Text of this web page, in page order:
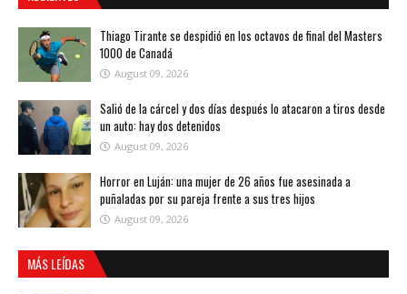
Thiago Tirante se despidió en los octavos de final del Masters
1000 de Canadá
August 09, 2026
Salió de la cárcel y dos días después lo atacaron a tiros desde
un auto: hay dos detenidos
August 09, 2026
Horror en Luján: una mujer de 26 años fue asesinada a
puñaladas por su pareja frente a sus tres hijos
August 09, 2026
MÁS LEÍDAS